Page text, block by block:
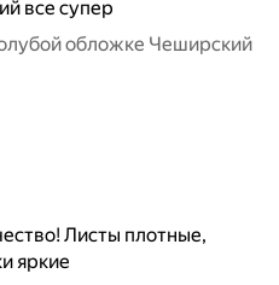
все супер
обложке Чеширский
Листы плотные,
яркие